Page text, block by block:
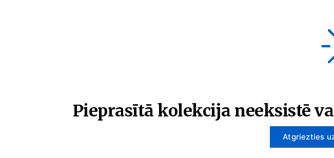
Pieprasītā kolekcija neeksistē
Atgriezties